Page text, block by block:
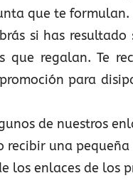
que te formulan.
si has
regalan. Te
para
de nuestros
recibir una
los enlaces de los